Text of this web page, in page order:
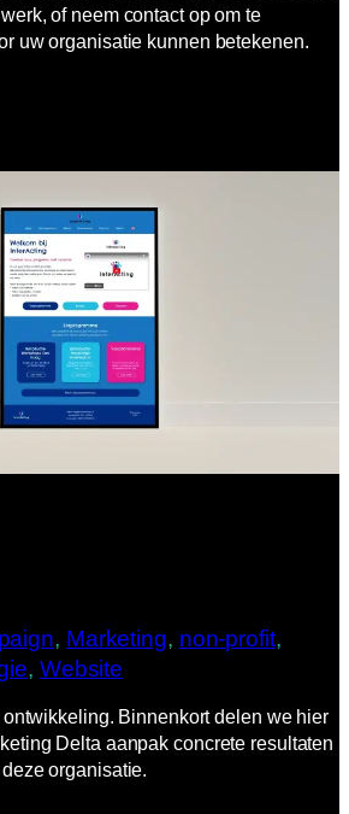
of neem contact op om te
uw organisatie kunnen betekenen.
, Marketing, non-profit
, Website
Binnenkort delen we hier
Delta aanpak concrete resultaten
organisatie.